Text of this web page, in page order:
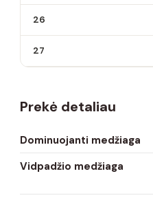
26
27
Prekė detaliau
Dominuojanti medžiaga
Vidpadžio medžiaga